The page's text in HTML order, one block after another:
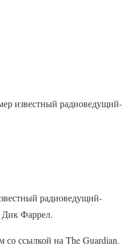
известный радиоведущий-
радиоведущий-
Фаррел.
ссылкой на The Guardian.